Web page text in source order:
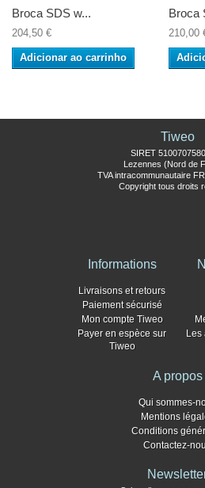
Broca SDS w...
204,50 €
Adicionar ao carrinho
Broca
210,00
Tiweo
SIRET
Lezennes (Nord de
TVA intracommunautaire
Copyright tous droits
Informations
Livraisons et retours
Paiement sécurisé
Mon compte Tiweo
Payer en espèce sur
Tiweo
Les
A propos
Qui sommes-
Mentions
Conditions
Contactez-